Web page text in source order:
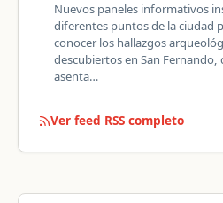
Nuevos paneles informativos
diferentes puntos de la ciudad
conocer los hallazgos
descubiertos en San Fernando,
asenta…
Ver feed RSS completo